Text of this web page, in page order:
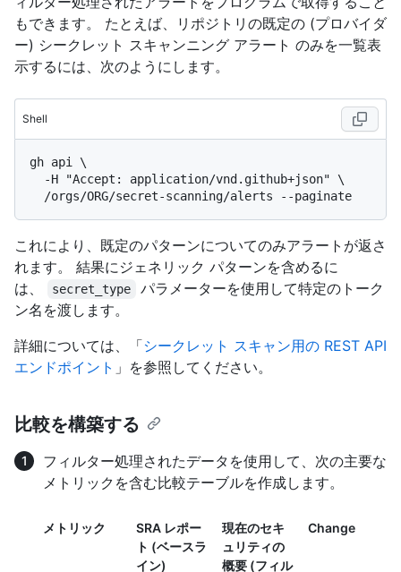
もできます。 たとえば、リポジトリの既定の (プロバイダ
ー) シークレット スキャンニング アラート のみを一覧表
示するには、次のようにします。
Shell
gh api \
これにより、既定のパターンについてのみアラートが返さ
れます。 結果にジェネリック パターンを含めるに
は、
secret_type
パラメーターを使用して特定のトーク
ン名を渡します。
詳細については、「シークレット スキャン用の REST API
エンドポイント 」を参照してください。
比較を構築する
フィルター処理されたデータを使用して、次の主要な
メトリックを含む比較テーブルを作成します。
メトリック
SRA レポー
ト (ベースラ
イン)
現在のセキ
ュリティの
概要 (フィル
Change